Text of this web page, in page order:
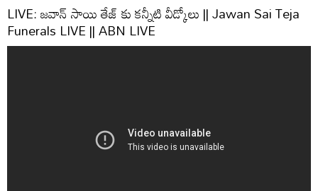
LIVE: జవాన్ సాయి తేజ్ కు కన్నీటి వీడ్కోలు || Jawan Sai Teja
Funerals LIVE || ABN LIVE